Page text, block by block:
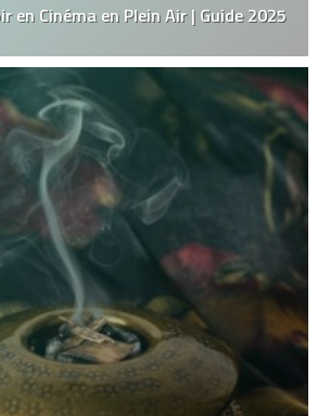
en Cinéma en Plein Air | Guide 2025